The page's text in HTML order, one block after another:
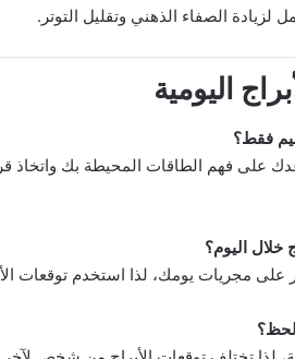
لزيادة الصفاء الذهني وتقليل التوتر.
اليومية
فقط؟
على فهم الطاقات المحيطة بك
خلال اليوم؟
على مجريات يومك، لذا استخدم توقعات